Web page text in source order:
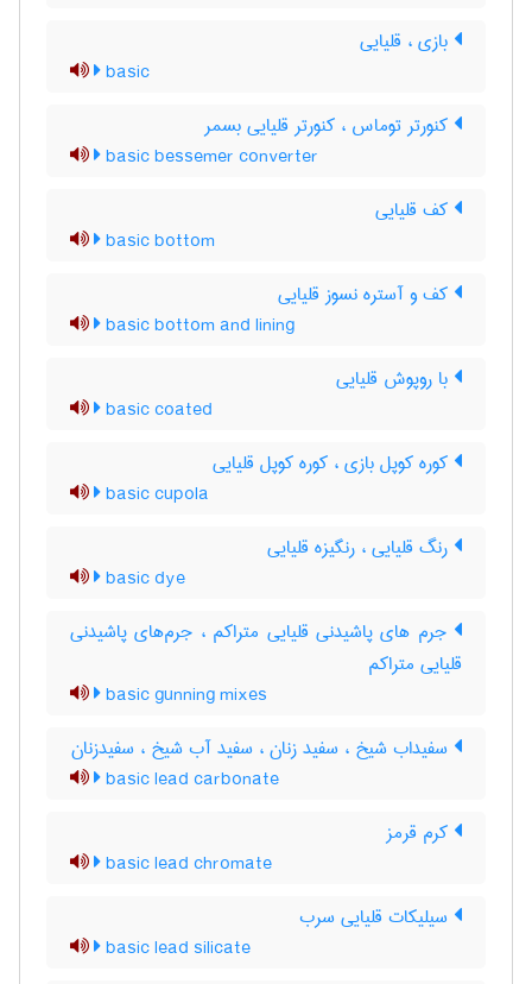
بازی ، قلیایی
basic
کنورتر توماس ، کنورتر قلیایی بسمر
basic bessemer converter
کف قلیایی
basic bottom
کف و آستره نسوز قلیایی
basic bottom and lining
با روپوش قلیایی
basic coated
کوره کوپل بازی ، کوره کوپل قلیایی
basic cupola
رنگ قلیایی ، رنگیزه قلیایی
basic dye
جرم های پاشیدنی قلیایی متراکم ، جرم‌های پاشیدنی
قلیایی متراکم
basic gunning mixes
سفیداب شیخ ، سفید زنان ، سفید آب شیخ ، سفیدزنان
basic lead carbonate
کرم قرمز
basic lead chromate
سیلیکات قلیایی سرب
basic lead silicate